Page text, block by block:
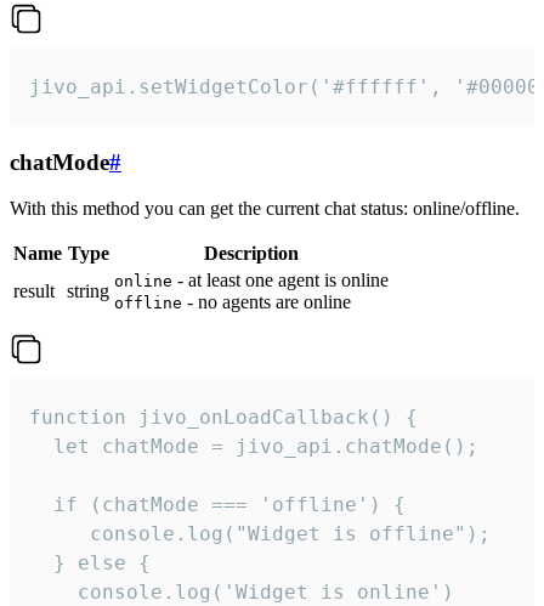
jivo_api.setWidgetColor('#ffffff',
chatMode#
With this method you can get the current chat status: online/offline.
Name Type
Description
result string online - at least one agent is online
offline - no agents are online
function jivo_onLoadCallback() {
  let chatMode = jivo_api.chatMode();
  if (chatMode === 'offline') {
     console.log("Widget is offline");
  } else {
    console.log('Widget is online')